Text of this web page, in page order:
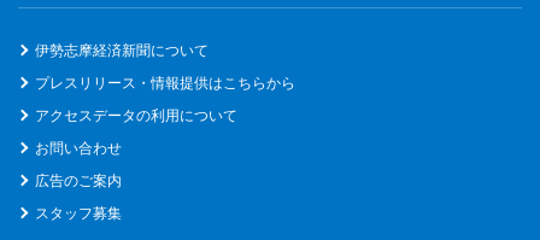
伊勢志摩経済新聞について
プレスリリース・情報提供はこちらから
アクセスデータの利用について
お問い合わせ
広告のご案内
スタッフ募集